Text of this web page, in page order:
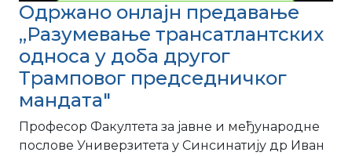
Одржано онлајн предавање
,,Разумевање трансатлантских
односа у доба другог
Трамповог председничког
мандата"
Професор Факултета за јавне и међународне
послове Универзитета у Синсинатију др Иван